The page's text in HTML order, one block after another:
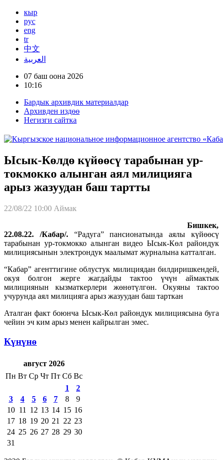
кыр
рус
eng
tr
中文
العربية
07 баш оона 2026
10:16
Бардык архивдик материалдар
Архивден издөө
Негизги сайтка
Ысык-Көлдө күйөөсү тарабынан ур-
токмокко алынган аял милицияга
арыз жазуудан баш тартты
22/08/22 10:00 Аймак
Бишкек,
22.08.22. /Кабар/. “Радуга” пансионатында аялы күйөөсү
тарабынан ур-токмокко алынган видео Ысык-Көл райондук
милициясынын электрондук маалымат журналына катталган.
“Кабар” агенттигине облустук милициядан билдиришкендей,
окуя болгон жерге жагдайды тактоо үчүн аймактык
милициянын кызматкерлери жөнөтүлгөн. Окуяны тактоо
учурунда аял милицияга арыз жазуудан баш тарткан
Аталган факт боюнча Ысык-Көл райондук милициясына буга
чейин эч ким арыз менен кайрылган эмес.
Күнүнө
август 2026
Пн Вт Ср Чт Пт Сб Вс
1
2
3
4 5 6 7 8
9
10 11 12 13 14 15 16
17 18 19 20 21 22 23
24 25 26 27 28 29 30
31